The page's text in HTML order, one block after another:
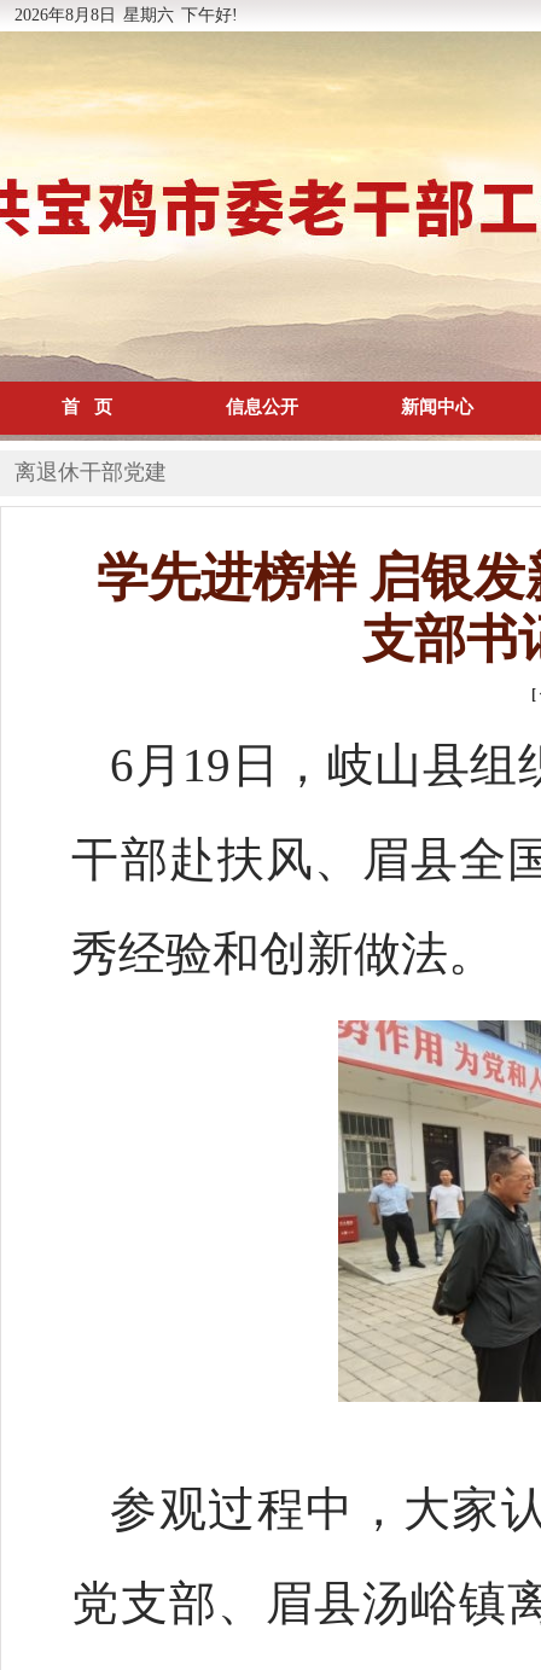
2026年8月8日 星期六 下午好!
首 页 信息公开 新闻中心
离退休干部党建
学先进榜样 启银
支部书
[
6月19日，岐山县组
干部赴扶风、眉县全
秀经验和创新做法。
参观过程中，大家
党支部、眉县汤峪镇